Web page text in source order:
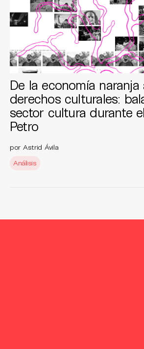
De la economía naranja
derechos culturales:
sector cultura durante
Petro
por Astrid Ávila
Análisis